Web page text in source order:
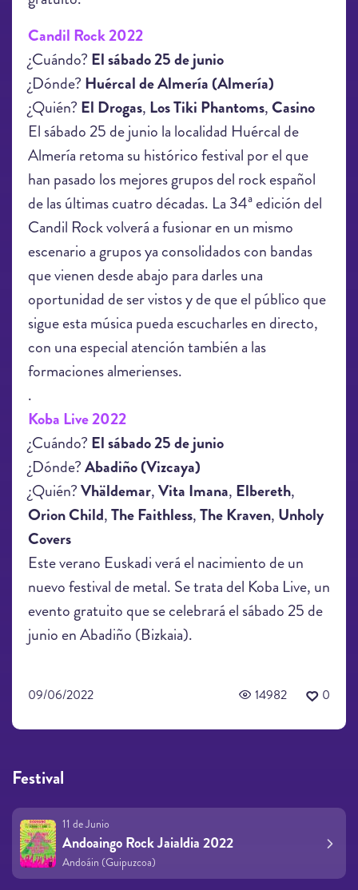
Candil Rock 2022
¿Cuándo? El sábado 25 de junio
¿Dónde? Huércal de Almería (Almería)
¿Quién? El Drogas, Los Tiki Phantoms,Casino
El sábado 25 de junio la localidad Huércal de
Almería retoma su histórico festival por el que
han pasado los mejores grupos del rock español
de las últimas cuatro décadas. La 34ª edición del
Candil Rock volverá a fusionar en un mismo
escenario a grupos ya consolidados con bandas
que vienen desde abajo para darles una
oportunidad de ser vistos y de que el público que
sigue esta música pueda escucharles en directo,
con una especial atención también a las
formaciones almerienses.
.
Koba Live 2022
¿Cuándo? El sábado 25 de junio
¿Dónde?Abadiño (Vizcaya)
¿Quién?Vhäldemar,Vita Imana, Elbereth,
Orion Child,The Faithless,The Kraven, Unholy
Covers
Este verano Euskadi verá el nacimiento de un
nuevo festival de metal. Se trata del Koba Live, un
evento gratuito que se celebrará el sábado 25 de
junio en Abadiño (Bizkaia).
09/06/2022 14982 0
Festival
11 de Junio
Andoaingo Rock Jaialdia 2022
Andoáin (Guipuzcoa)